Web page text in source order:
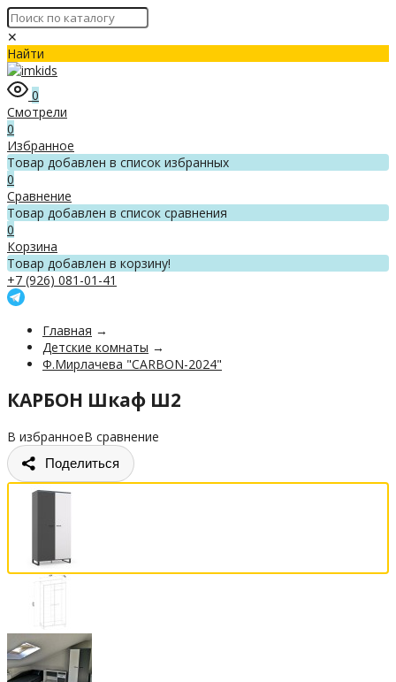
✕
Найти
0
Смотрели
0
Избранное
Товар добавлен в список избранных
0
Сравнение
Товар добавлен в список сравнения
0
Корзина
Товар добавлен в корзину!
+7 (926) 081-01-41
Главная →
Детские комнаты →
Ф.Мирлачева "CARBON-2024"
КАРБОН Шкаф Ш2
В избранноеВ сравнение
Поделиться